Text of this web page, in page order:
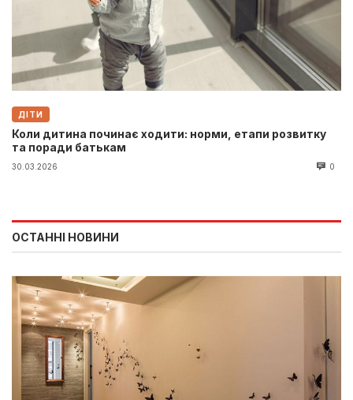
ДІТИ
Коли дитина починає ходити: норми, етапи розвитку
та поради батькам
30.03.2026 0
ОСТАННІ НОВИНИ